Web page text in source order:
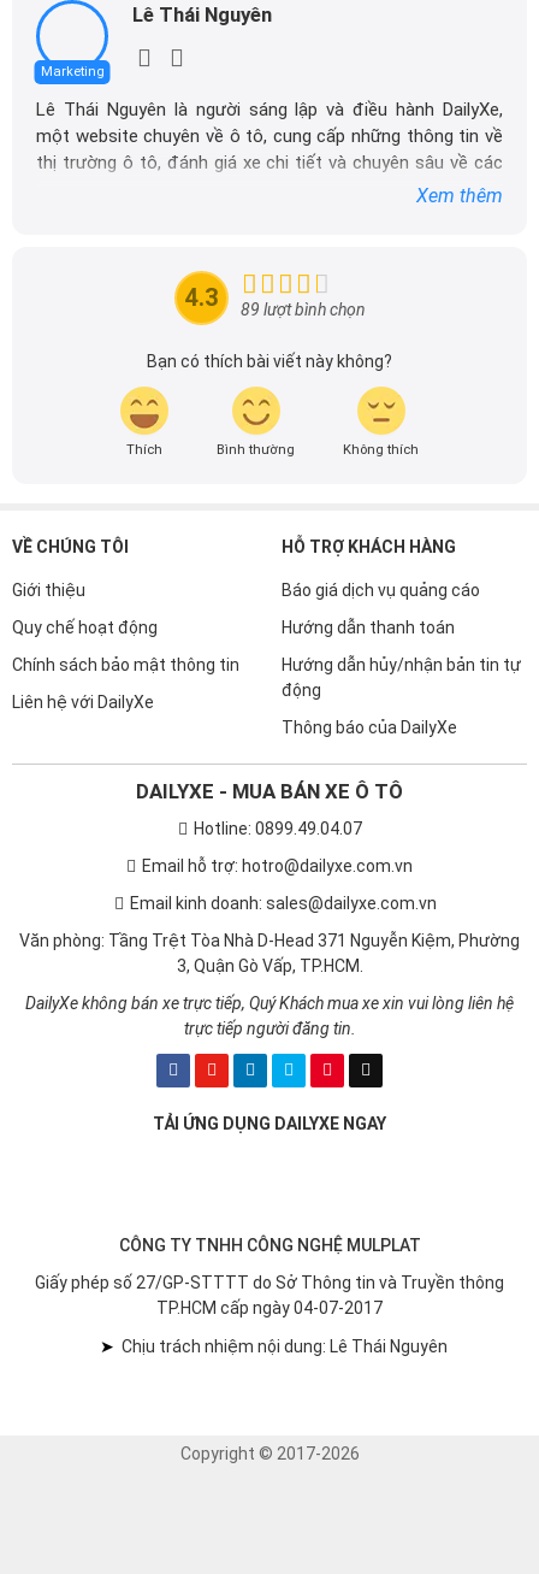
Marketing
Lê Thái Nguyên
Lê Thái Nguyên là người sáng lập và điều hành DailyXe,
một website chuyên về ô tô, cung cấp những thông tin về
thị trường ô tô, đánh giá xe chi tiết và chuyên sâu về các
đầu cho những người yêu thích ô tô tại Việt Nam. Hãy
theo dõi tôi để cập nhật thông tin về thị trường ô tô
Xem thêm
4.3 89 lượt bình chọn
Bạn có thích bài viết này không?
Thích Bình thường Không thích
VỀ CHÚNG TÔI
Giới thiệu
Quy chế hoạt động
Chính sách bảo mật thông tin
Liên hệ với DailyXe
HỖ TRỢ KHÁCH HÀNG
Báo giá dịch vụ quảng cáo
Hướng dẫn thanh toán
Hướng dẫn hủy/nhận bản tin tự
động
Thông báo của DailyXe
DAILYXE - MUA BÁN XE Ô TÔ
Hotline: 0899.49.04.07
Email hỗ trợ: hotro@dailyxe.com.vn
Email kinh doanh: sales@dailyxe.com.vn
Văn phòng: Tầng Trệt Tòa Nhà D-Head 371 Nguyễn Kiệm, Phường
3, Quận Gò Vấp, TP.HCM.
DailyXe không bán xe trực tiếp, Quý Khách mua xe xin vui lòng liên hệ
trực tiếp người đăng tin.
TẢI ỨNG DỤNG DAILYXE NGAY
CÔNG TY TNHH CÔNG NGHỆ MULPLAT
Giấy phép số 27/GP-STTTT do Sở Thông tin và Truyền thông
TP.HCM cấp ngày 04-07-2017
➤ Chịu trách nhiệm nội dung: Lê Thái Nguyên
Copyright © 2017-2026